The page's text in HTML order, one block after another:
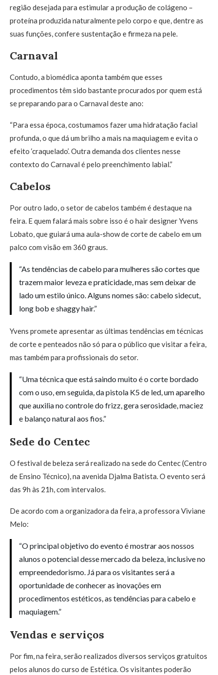
região desejada para estimular a produção de colágeno –
proteína produzida naturalmente pelo corpo e que, dentre as
suas funções, confere sustentação e firmeza na pele.
Carnaval
Contudo, a biomédica aponta também que esses
procedimentos têm sido bastante procurados por quem está
se preparando para o Carnaval deste ano:
“Para essa época, costumamos fazer uma hidratação facial
profunda, o que dá um brilho a mais na maquiagem e evita o
efeito ‘craquelado’. Outra demanda dos clientes nesse
contexto do Carnaval é pelo preenchimento labial.”
Cabelos
Por outro lado, o setor de cabelos também é destaque na
feira. E quem falará mais sobre isso é o hair designer Yvens
Lobato, que guiará uma aula-show de corte de cabelo em um
palco com visão em 360 graus.
“As tendências de cabelo para mulheres são cortes que
trazem maior leveza e praticidade, mas sem deixar de
lado um estilo único. Alguns nomes são: cabelo sidecut,
long bob e shaggy hair.”
Yvens promete apresentar as últimas tendências em técnicas
de corte e penteados não só para o público que visitar a feira,
mas também para profissionais do setor.
“Uma técnica que está saindo muito é o corte bordado
com o uso, em seguida, da pistola K5 de led, um aparelho
que auxilia no controle do frizz, gera serosidade, maciez
e balanço natural aos fios.”
Sede do Centec
O festival de beleza será realizado na sede do Centec (Centro
de Ensino Técnico), na avenida Djalma Batista. O evento será
das 9h às 21h, com intervalos.
De acordo com a organizadora da feira, a professora Viviane
Melo:
“O principal objetivo do evento é mostrar aos nossos
alunos o potencial desse mercado da beleza, inclusive no
empreendedorismo. Já para os visitantes será a
oportunidade de conhecer as inovações em
procedimentos estéticos, as tendências para cabelo e
maquiagem.”
Vendas e serviços
Por fim, na feira, serão realizados diversos serviços gratuitos
pelos alunos do curso de Estética. Os visitantes poderão